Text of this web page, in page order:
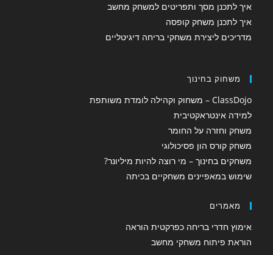
איך לתכנן מסך ותפריטים למשחק מחשב
איך לתכנן משחק קופסה
מדריכים ליצירת משחקי בריחה דיגיטליים
משחוק בחינוך
ClassDojo – משחוק וקהילה לומדת משותפת
למידה אינטראקטיבית
משחק וחזרה על החומר
משחק קורס הון פסיכולוגי
משחקים בחינוך – מי רוצה להיות מיליונר?
שימוש במאפיינים משחקיים בכיתה
מאמרים
אימוץ חדרי בריחה כפרקטית הוראה
הוראת פיתוח משחקי מחשב